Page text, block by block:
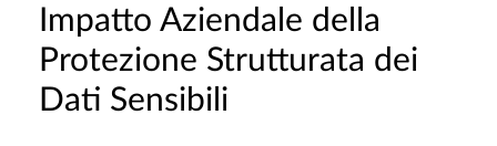
Impatto Aziendale della
Protezione Strutturata dei
Dati Sensibili